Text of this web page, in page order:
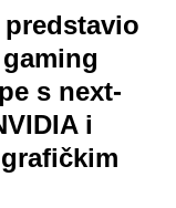
Bitno je samo
modele koji
vašim
Za vas smo
nekoliko onih
korisnicima.
s next-
i